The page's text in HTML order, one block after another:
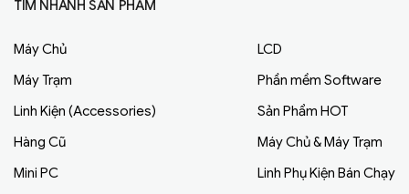
TÌM NHANH SẢN PHẨM
Máy Chủ
Máy Trạm
Linh Kiện (Accessories)
Hàng Cũ
Mini PC
LCD
Phần mềm Software
Sản Phẩm HOT
Máy Chủ & Máy Trạm
Linh Phụ Kiện Bán Chạy